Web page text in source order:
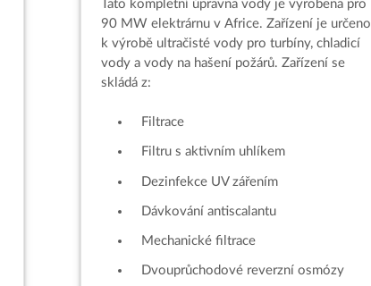
Tato kompletní úpravna vody je vyrobena pro
90 MW elektrárnu v Africe. Zařízení je určeno
k výrobě ultračisté vody pro turbíny, chladicí
vody a vody na hašení požárů. Zařízení se
skládá z:
Filtrace
Filtru s aktivním uhlíkem
Dezinfekce UV zářením
Dávkování antiscalantu
Mechanické filtrace
Dvouprůchodové reverzní osmózy